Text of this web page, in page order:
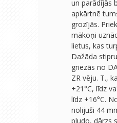
un parādījās
apkārtnē
grozījās.
mākoņi
lietus, kas
Dažāda
griezās no
ZR vēju. T.,
+21°C, līdz
līdz +16°C.
nolijuši 44
pludo, dārzs